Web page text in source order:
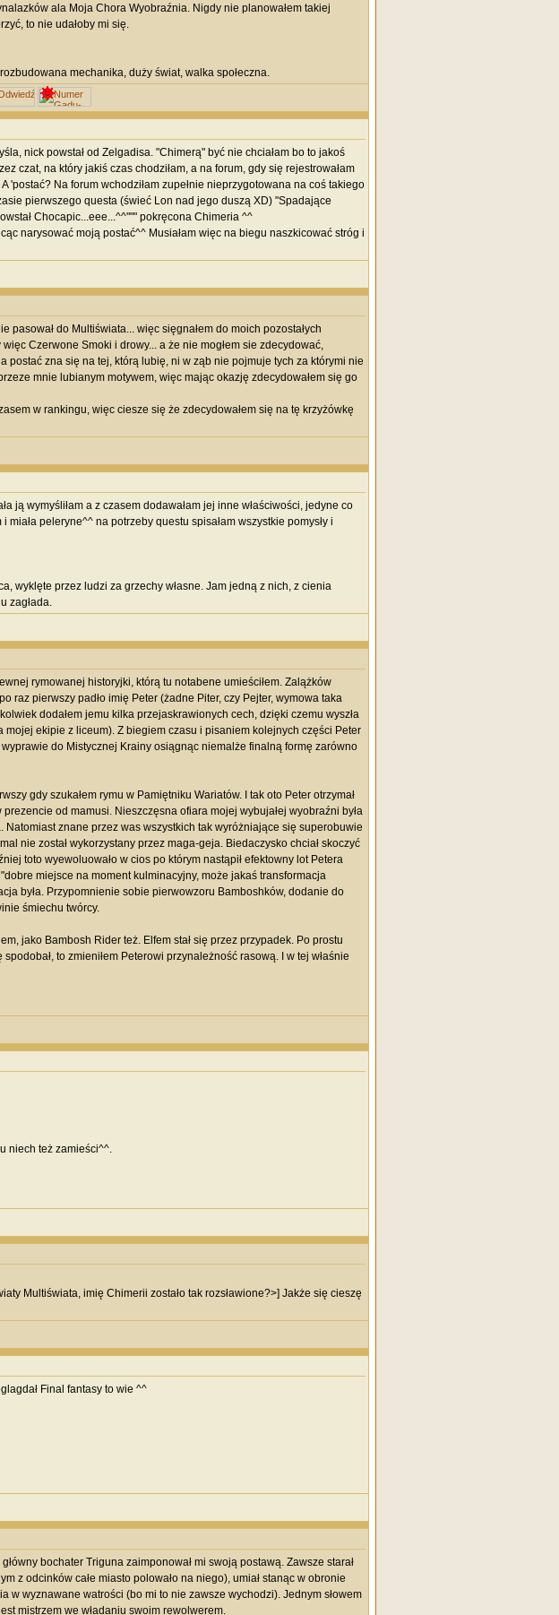
ala Moja Chora Wyobraźnia. Nigdy nie planowałem takiej
to nie udałoby mi się.
mechanika, duży świat, walka społeczna.
nick powstał od Zelgadisa. "Chimerą" być nie chciałam bo to jakoś
czat, na który jakiś czas chodziłam, a na forum, gdy się rejestrowałam
'postać? Na forum wchodziłam zupełnie nieprzygotowana na coś takiego
pierwszego questa (świeć Lon nad jego duszą XD) "Spadające
Chocapic...eee...^^""" pokręcona Chimeria ^^
narysować moją postać^^ Musiałam więc na biegu naszkicować stróg i
pasował do Multiświata... więc sięgnałem do moich pozostałych
Czerwone Smoki i drowy... a że nie mogłem sie zdecydować,
postać zna się na tej, którą lubię, ni w ząb nie pojmuje tych za którymi nie
mnie lubianym motywem, więc mając okazję zdecydowałem się go
w rankingu, więc ciesze się że zdecydowałem się na tę krzyżówkę
ją wymyśliłam a z czasem dodawałam jej inne właściwości, jedyne co
miała peleryne^^ na potrzeby questu spisałam wszystkie pomysły i
wyklęte przez ludzi za grzechy własne. Jam jedną z nich, z cienia
zagłada.
rymowanej historyjki, którą tu notabene umieściłem. Zalążków
raz pierwszy padło imię Peter (żadne Piter, czy Pejter, wymowa taka
dodałem jemu kilka przejaskrawionych cech, dzięki czemu wyszła
ekipie z liceum). Z biegiem czasu i pisaniem kolejnych części Peter
do Mistycznej Krainy osiągnąc niemalże finalną formę zarówno
gdy szukałem rymu w Pamiętniku Wariatów. I tak oto Peter otrzymał
od mamusi. Nieszczęsna ofiara mojej wybujałej wyobraźni była
znane przez was wszystkich tak wyróżniające się superobuwie
nie został wykorzystany przez maga-geja. Biedaczysko chciał skoczyć
toto wyewoluowało w cios po którym nastąpił efektowny lot Petera
miejsce na moment kulminacyjny, może jakaś transformacja
była. Przypomnienie sobie pierwowzoru Bamboshków, dodanie do
śmiechu twórcy.
jako Bambosh Rider też. Elfem stał się przez przypadek. Po prostu
to zmieniłem Peterowi przynależność rasową. I w tej właśnie
niech też zamieści^^.
Multiświata, imię Chimerii zostało tak rozsławione?>] Jakże się cieszę
Final fantasy to wie ^^
bochater Triguna zaimponował mi swoją postawą. Zawsze starał
z odcinków całe miasto polowało na niego), umiał stanąc w obronie
w wyznawane watrości (bo mi to nie zawsze wychodzi). Jednym słowem
mistrzem we władaniu swoim rewolwerem.